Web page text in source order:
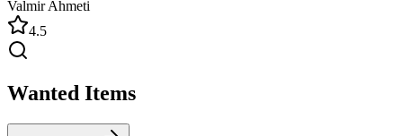
Valmir Ahmeti
4.5
Wanted Items